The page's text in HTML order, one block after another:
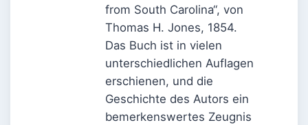
from South Carolina“, von
Thomas H. Jones, 1854.
Das Buch ist in vielen
unterschiedlichen Auflagen
erschienen, und die
Geschichte des Autors ein
bemerkenswertes Zeugnis